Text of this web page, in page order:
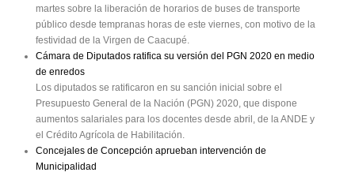
martes sobre la liberación de horarios de buses de transporte
público desde tempranas horas de este viernes, con motivo de la
festividad de la Virgen de Caacupé.
Cámara de Diputados ratifica su versión del PGN 2020 en medio
de enredos
Los diputados se ratificaron en su sanción inicial sobre el
Presupuesto General de la Nación (PGN) 2020, que dispone
aumentos salariales para los docentes desde abril, de la ANDE y
el Crédito Agrícola de Habilitación.
Concejales de Concepción aprueban intervención de
Municipalidad